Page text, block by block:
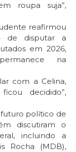
roupa suja”,
reafirmou
de disputar a
em 2026,
na
com a Celina,
decidido”,
político de
discutiram o
incluindo a
Rocha (MDB),